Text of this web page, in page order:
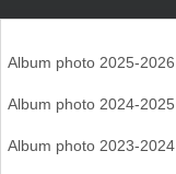
Album photo 2025-2026
Album photo 2024-2025
Album photo 2023-2024